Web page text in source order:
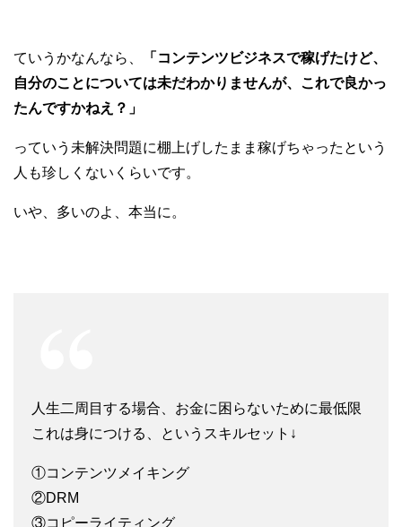
ていうかなんなら、
「コンテンツビジネスで稼げたけど、
自分のことについては未だわかりませんが、これで良かっ
たんですかねえ？」
っていう未解決問題に棚上げしたまま稼げちゃったという
人も珍しくないくらいです。
いや、多いのよ、本当に。
人生二周目する場合、お金に困らないために最低限
これは身につける、というスキルセット↓
①コンテンツメイキング
②DRM
③コピーライティング